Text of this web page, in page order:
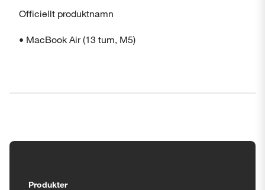
Officiellt produktnamn
• MacBook Air (13 tum, M5)
Produkter